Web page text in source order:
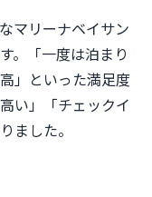
マリーナベイサン
。「一度は泊まり
」といった満足度
い」「チェックイ
ました。